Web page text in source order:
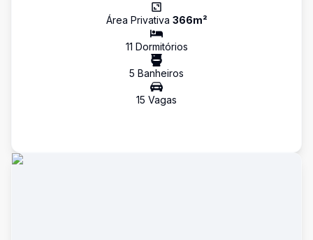
Área Privativa 366m²
11 Dormitórios
5 Banheiros
15 Vagas